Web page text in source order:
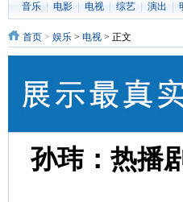
音乐 电影 电视 综艺 演出
首页 > 娱乐 > 电视 > 正文
孙玮：热播